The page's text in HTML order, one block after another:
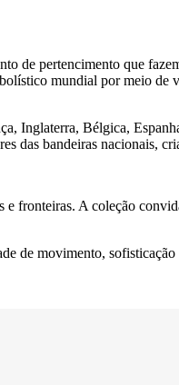
de pertencimento que
mundial por meio de
Inglaterra, Bélgica,
das bandeiras nacionais,
fronteiras. A coleção
de movimento,